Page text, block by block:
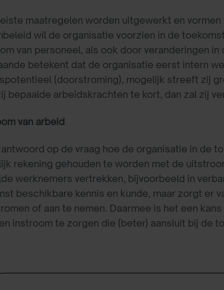
maatregelen worden uitgewerkt en
wil de organisatie voorzien in de
van personeel, als ook door veranderingen
betekent dat de organisatie eerst intern
(doorstroming), mogelijk streeft zij
bepaalde arbeidskrachten te kort, dan zal zij
van arbeid
op de vraag hoe de organisatie in de
rekening gehouden te worden met de
werknemers vertrekken, bijvoorbeeld in
beschikbare kennis en kunde, maar zorgt er
of aan te nemen. Daarmee is het een
instroom te zorgen die (beter) aansluit bij de